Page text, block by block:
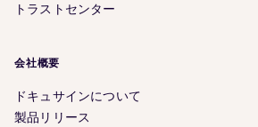
トラストセンター
会社概要
ドキュサインについて
製品リリース